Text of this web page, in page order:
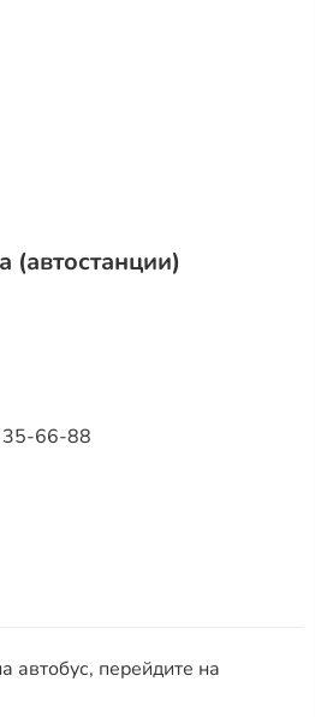
(автостанции)
35-66-88
автобус, перейдите на